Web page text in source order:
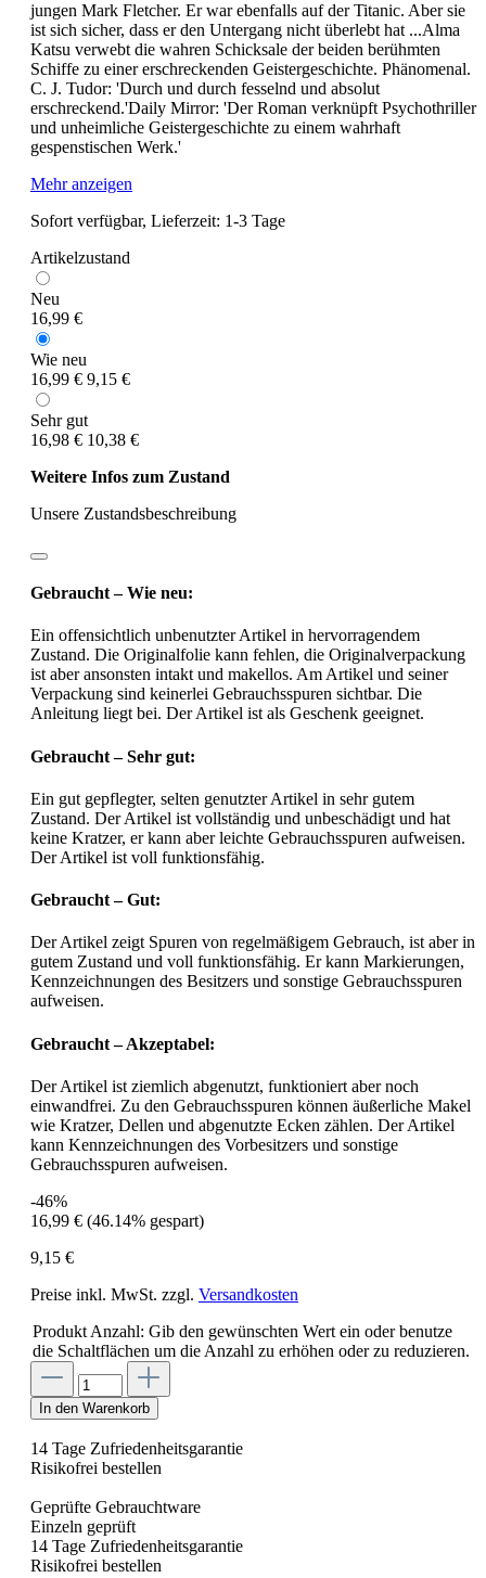
jungen Mark Fletcher. Er war ebenfalls auf der Titanic. Aber sie
ist sich sicher, dass er den Untergang nicht überlebt hat ...Alma
Katsu verwebt die wahren Schicksale der beiden berühmten
Schiffe zu einer erschreckenden Geistergeschichte. Phänomenal.
C. J. Tudor: 'Durch und durch fesselnd und absolut
erschreckend.'Daily Mirror: 'Der Roman verknüpft Psychothriller
und unheimliche Geistergeschichte zu einem wahrhaft
gespenstischen Werk.'
Mehr anzeigen
Sofort verfügbar, Lieferzeit: 1-3 Tage
Artikelzustand
Neu
16,99 €
Wie neu
16,99 € 9,15 €
Sehr gut
16,98 € 10,38 €
Weitere Infos zum Zustand
Unsere Zustandsbeschreibung
Gebraucht – Wie neu:
Ein offensichtlich unbenutzter Artikel in hervorragendem
Zustand. Die Originalfolie kann fehlen, die Originalverpackung
ist aber ansonsten intakt und makellos. Am Artikel und seiner
Verpackung sind keinerlei Gebrauchsspuren sichtbar. Die
Anleitung liegt bei. Der Artikel ist als Geschenk geeignet.
Gebraucht – Sehr gut:
Ein gut gepflegter, selten genutzter Artikel in sehr gutem
Zustand. Der Artikel ist vollständig und unbeschädigt und hat
keine Kratzer, er kann aber leichte Gebrauchsspuren aufweisen.
Der Artikel ist voll funktionsfähig.
Gebraucht – Gut:
Der Artikel zeigt Spuren von regelmäßigem Gebrauch, ist aber in
gutem Zustand und voll funktionsfähig. Er kann Markierungen,
Kennzeichnungen des Besitzers und sonstige Gebrauchsspuren
aufweisen.
Gebraucht – Akzeptabel:
Der Artikel ist ziemlich abgenutzt, funktioniert aber noch
einwandfrei. Zu den Gebrauchsspuren können äußerliche Makel
wie Kratzer, Dellen und abgenutzte Ecken zählen. Der Artikel
kann Kennzeichnungen des Vorbesitzers und sonstige
Gebrauchsspuren aufweisen.
-46%
16,99 € (46.14% gespart)
9,15 €
Preise inkl. MwSt. zzgl. Versandkosten
Produkt Anzahl: Gib den gewünschten Wert ein oder benutze
die Schaltflächen um die Anzahl zu erhöhen oder zu reduzieren.
In den Warenkorb
14 Tage Zufriedenheitsgarantie
Risikofrei bestellen
Geprüfte Gebrauchtware
Einzeln geprüft
14 Tage Zufriedenheitsgarantie
Risikofrei bestellen